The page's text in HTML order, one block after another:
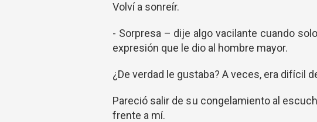
Volví a sonreír.
- Sorpresa – dije algo vacilante cuando
expresión que le dio al hombre mayor.
¿De verdad le gustaba? A veces, era difícil
Pareció salir de su congelamiento al
frente a mí.